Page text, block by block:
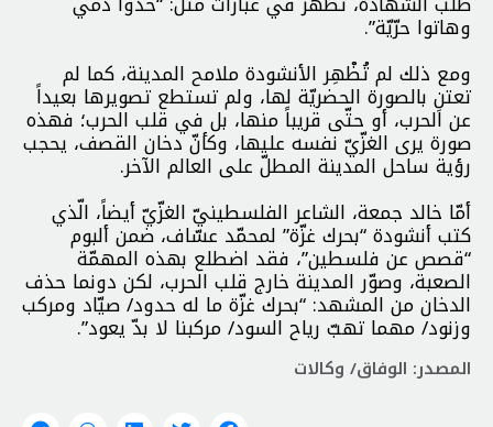
وهاتوا حرّيّة”.
ومع ذلك لم تُظْهِر الأنشودة ملامح المدينة، كما لم
تعتنِ بالصورة الحضريّة لها، ولم تستطع تصويرها بعيداً
عن الحرب، أو حتّى قريباً منها، بل في قلب الحرب؛ فهذه
صورة يرى الغزّيّ نفسه عليها، وكأنّ دخان القصف، يحجب
رؤية ساحل المدينة المطلّ على العالم الآخر.
أمّا خالد جمعة، الشاعر الفلسطينيّ الغزّيّ أيضاً، الّذي
كتب أنشودة “بحرك غزّة” لمحمّد عسّاف، ضمن ألبوم
“قصص عن فلسطين”، فقد اضطلع بهذه المهمّة
الصعبة، وصوّر المدينة خارج قلب الحرب، لكن دونما حذف
الدخان من المشهد: “بحرك غزّة ما له حدود/ صيّاد ومركب
وزنود/ مهما تهبّ رياح السود/ مركبنا لا بدّ يعود”.
المصدر: الوفاق/ وكالات